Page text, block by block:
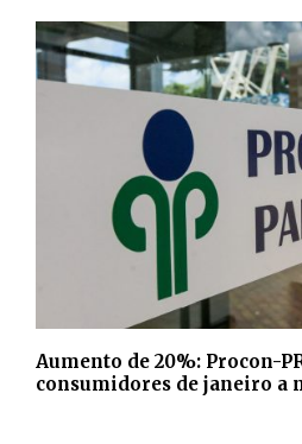
Aumento de 20%: Procon-
consumidores de janeiro a